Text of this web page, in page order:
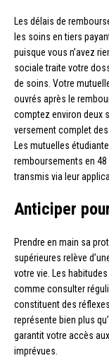
Les délais de
les soins en tiers
puisque vous n’avez
sociale traite votre
de soins. Votre
ouvrés après le
comptez environ deux
versement complet
Les mutuelles
remboursements en
transmis via leur
Anticiper
Prendre en main sa
supérieures relève
votre vie. Les
comme consulter
constituent des
représente bien plus
garantit votre accès
imprévues.